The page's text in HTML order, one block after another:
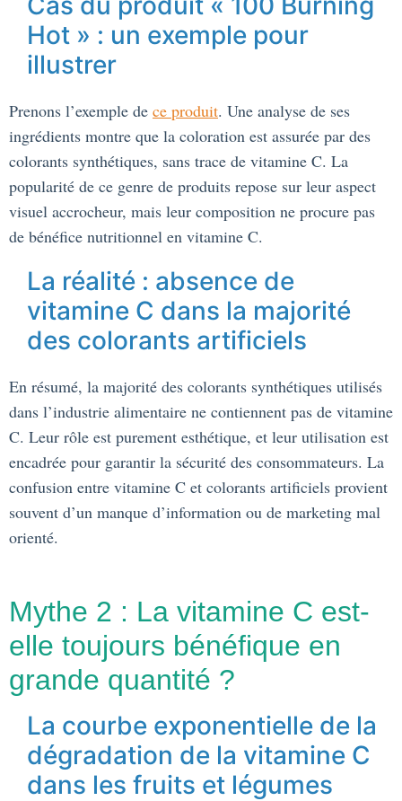
Hot » : un exemple pour
illustrer
Prenons l’exemple de ce produit. Une analyse de ses
ingrédients montre que la coloration est assurée par des
colorants synthétiques, sans trace de vitamine C. La
popularité de ce genre de produits repose sur leur aspect
visuel accrocheur, mais leur composition ne procure pas
de bénéfice nutritionnel en vitamine C.
La réalité : absence de
vitamine C dans la majorité
des colorants artificiels
En résumé, la majorité des colorants synthétiques utilisés
dans l’industrie alimentaire ne contiennent pas de vitamine
C. Leur rôle est purement esthétique, et leur utilisation est
encadrée pour garantir la sécurité des consommateurs. La
confusion entre vitamine C et colorants artificiels provient
souvent d’un manque d’information ou de marketing mal
orienté.
Mythe 2 : La vitamine C est-
elle toujours bénéfique en
grande quantité ?
La courbe exponentielle de la
dégradation de la vitamine C
dans les fruits et légumes